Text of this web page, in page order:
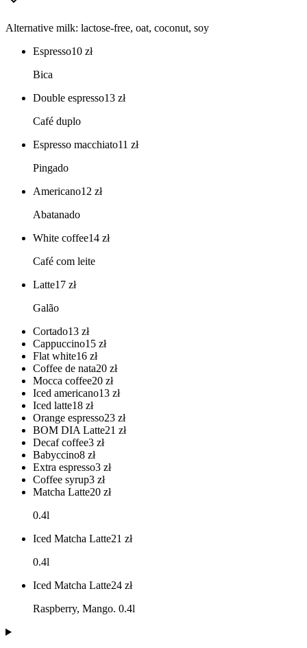
Alternative milk: lactose-free, oat, coconut, soy
Espresso10 zł
Bica
Double espresso13 zł
Café duplo
Espresso macchiato11 zł
Pingado
Americano12 zł
Abatanado
White coffee14 zł
Café com leite
Latte17 zł
Galão
Cortado13 zł
Cappuccino15 zł
Flat white16 zł
Coffee de nata20 zł
Mocca coffee20 zł
Iced americano13 zł
Iced latte18 zł
Orange espresso23 zł
BOM DIA Latte21 zł
Decaf coffee3 zł
Babyccino8 zł
Extra espresso3 zł
Coffee syrup3 zł
Matcha Latte20 zł
0.4l
Iced Matcha Latte21 zł
0.4l
Iced Matcha Latte24 zł
Raspberry, Mango. 0.4l